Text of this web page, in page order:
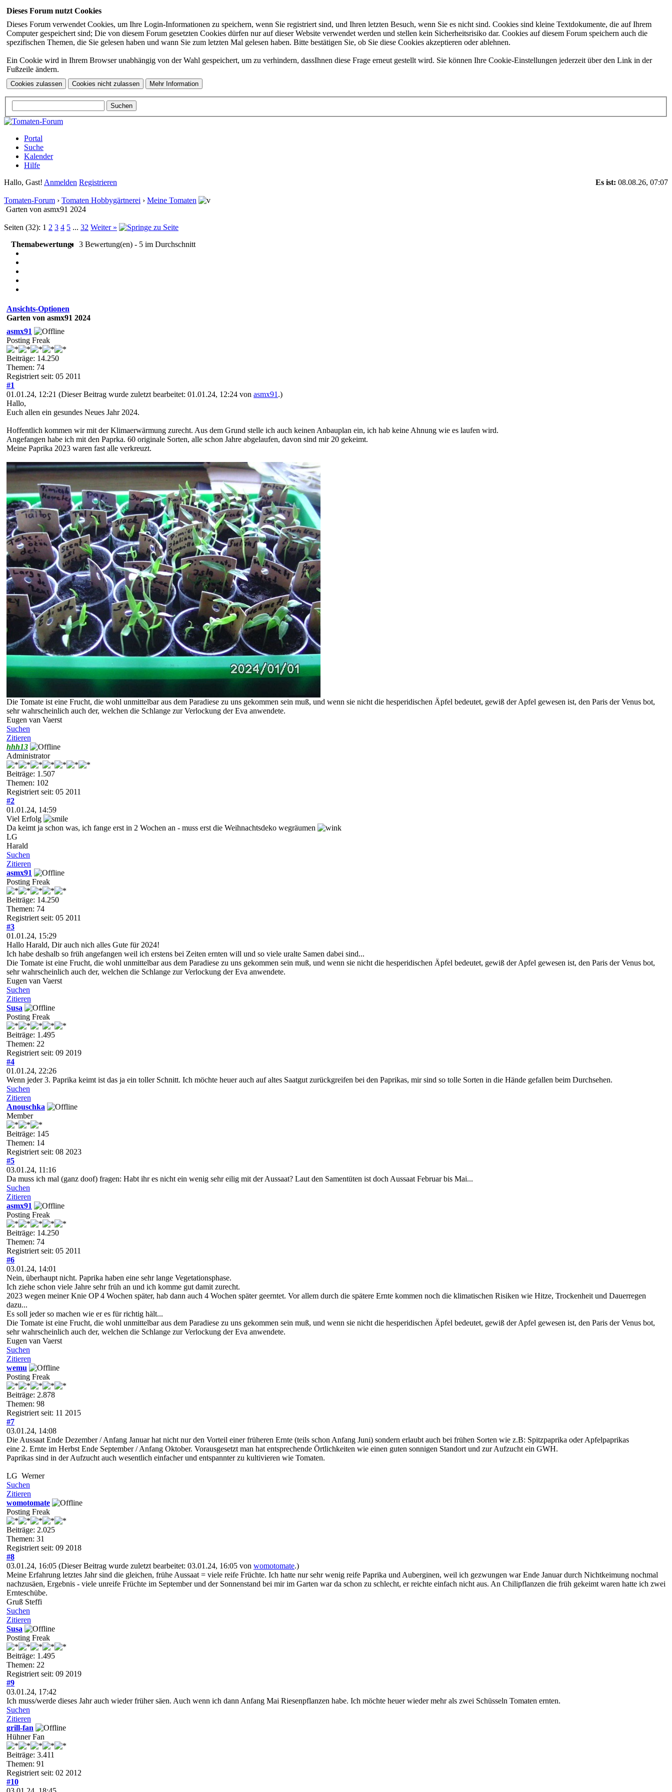
Dieses Forum nutzt Cookies
Dieses Forum verwendet Cookies, um Ihre Login-Informationen zu speichern, wenn Sie registriert sind, und Ihren letzten Besuch, wenn Sie es nicht sind. Cookies sind kleine Textdokumente, die auf Ihrem
Computer gespeichert sind; Die von diesem Forum gesetzten Cookies dürfen nur auf dieser Website verwendet werden und stellen kein Sicherheitsrisiko dar. Cookies auf diesem Forum speichern auch die
spezifischen Themen, die Sie gelesen haben und wann Sie zum letzten Mal gelesen haben. Bitte bestätigen Sie, ob Sie diese Cookies akzeptieren oder ablehnen.
Ein Cookie wird in Ihrem Browser unabhängig von der Wahl gespeichert, um zu verhindern, dassIhnen diese Frage erneut gestellt wird. Sie können Ihre Cookie-Einstellungen jederzeit über den Link in der
Fußzeile ändern.
Portal
Suche
Kalender
Hilfe
Es ist: 08.08.26, 07:07
Hallo, Gast! Anmelden Registrieren
Tomaten-Forum › Tomaten Hobbygärtnerei › Meine Tomaten
Garten von asmx91 2024
Seiten (32): 1 2 3 4 5 ... 32 Weiter »
Themabewertung:
3 Bewertung(en) - 5 im Durchschnitt
Ansichts-Optionen
Garten von asmx91 2024
asmx91
Posting Freak
Beiträge: 14.250
Themen: 74
Registriert seit: 05 2011
#1
01.01.24, 12:21 (Dieser Beitrag wurde zuletzt bearbeitet: 01.01.24, 12:24 von asmx91 .)
Hallo,
Euch allen ein gesundes Neues Jahr 2024.
Hoffentlich kommen wir mit der Klimaerwärmung zurecht. Aus dem Grund stelle ich auch keinen Anbauplan ein, ich hab keine Ahnung wie es laufen wird.
Angefangen habe ich mit den Paprka. 60 originale Sorten, alle schon Jahre abgelaufen, davon sind mir 20 gekeimt.
Meine Paprika 2023 waren fast alle verkreuzt.
Die Tomate ist eine Frucht, die wohl unmittelbar aus dem Paradiese zu uns gekommen sein muß, und wenn sie nicht die hesperidischen Äpfel bedeutet, gewiß der Apfel gewesen ist, den Paris der Venus bot,
sehr wahrscheinlich auch der, welchen die Schlange zur Verlockung der Eva anwendete.
Eugen van Vaerst
Suchen
Zitieren
hhh13
Administrator
Beiträge: 1.507
Themen: 102
Registriert seit: 05 2011
#2
01.01.24, 14:59
Viel Erfolg
Da keimt ja schon was, ich fange erst in 2 Wochen an - muss erst die Weihnachtsdeko wegräumen
LG
Harald
Suchen
Zitieren
asmx91
Posting Freak
Beiträge: 14.250
Themen: 74
Registriert seit: 05 2011
#3
01.01.24, 15:29
Hallo Harald, Dir auch nich alles Gute für 2024!
Ich habe deshalb so früh angefangen weil ich erstens bei Zeiten ernten will und so viele uralte Samen dabei sind...
Die Tomate ist eine Frucht, die wohl unmittelbar aus dem Paradiese zu uns gekommen sein muß, und wenn sie nicht die hesperidischen Äpfel bedeutet, gewiß der Apfel gewesen ist, den Paris der Venus bot,
sehr wahrscheinlich auch der, welchen die Schlange zur Verlockung der Eva anwendete.
Eugen van Vaerst
Suchen
Zitieren
Susa
Posting Freak
Beiträge: 1.495
Themen: 22
Registriert seit: 09 2019
#4
01.01.24, 22:26
Wenn jeder 3. Paprika keimt ist das ja ein toller Schnitt. Ich möchte heuer auch auf altes Saatgut zurückgreifen bei den Paprikas, mir sind so tolle Sorten in die Hände gefallen beim Durchsehen.
Suchen
Zitieren
Anouschka
Member
Beiträge: 145
Themen: 14
Registriert seit: 08 2023
#5
03.01.24, 11:16
Da muss ich mal (ganz doof) fragen: Habt ihr es nicht ein wenig sehr eilig mit der Aussaat? Laut den Samentüten ist doch Aussaat Februar bis Mai...
Suchen
Zitieren
asmx91
Posting Freak
Beiträge: 14.250
Themen: 74
Registriert seit: 05 2011
#6
03.01.24, 14:01
Nein, überhaupt nicht. Paprika haben eine sehr lange Vegetationsphase.
Ich ziehe schon viele Jahre sehr früh an und ich komme gut damit zurecht.
2023 wegen meiner Knie OP 4 Wochen später, hab dann auch 4 Wochen später geerntet. Vor allem durch die spätere Ernte kommen noch die klimatischen Risiken wie Hitze, Trockenheit und Dauerregen
dazu...
Es soll jeder so machen wie er es für richtig hält...
Die Tomate ist eine Frucht, die wohl unmittelbar aus dem Paradiese zu uns gekommen sein muß, und wenn sie nicht die hesperidischen Äpfel bedeutet, gewiß der Apfel gewesen ist, den Paris der Venus bot,
sehr wahrscheinlich auch der, welchen die Schlange zur Verlockung der Eva anwendete.
Eugen van Vaerst
Suchen
Zitieren
wemu
Posting Freak
Beiträge: 2.878
Themen: 98
Registriert seit: 11 2015
#7
03.01.24, 14:08
Die Aussaat Ende Dezember / Anfang Januar hat nicht nur den Vorteil einer früheren Ernte (teils schon Anfang Juni) sondern erlaubt auch bei frühen Sorten wie z.B: Spitzpaprika oder Apfelpaprikas
eine 2. Ernte im Herbst Ende September / Anfang Oktober. Vorausgesetzt man hat entsprechende Örtlichkeiten wie einen guten sonnigen Standort und zur Aufzucht ein GWH.
Paprikas sind in der Aufzucht auch wesentlich einfacher und entspannter zu kultivieren wie Tomaten.
LG Werner
Suchen
Zitieren
womotomate
Posting Freak
Beiträge: 2.025
Themen: 31
Registriert seit: 09 2018
#8
03.01.24, 16:05 (Dieser Beitrag wurde zuletzt bearbeitet: 03.01.24, 16:05 von womotomate.)
Meine Erfahrung letztes Jahr sind die gleichen, frühe Aussaat = viele reife Früchte. Ich hatte nur sehr wenig reife Paprika und Auberginen, weil ich gezwungen war Ende Januar durch Nichtkeimung nochmal
nachzusäen, Ergebnis - viele unreife Früchte im September und der Sonnenstand bei mir im Garten war da schon zu schlecht, er reichte einfach nicht aus. An Chilipflanzen die früh gekeimt waren hatte ich zwei
Ernteschübe.
Gruß Steffi
Suchen
Zitieren
Susa
Posting Freak
Beiträge: 1.495
Themen: 22
Registriert seit: 09 2019
#9
03.01.24, 17:42
Ich muss/werde dieses Jahr auch wieder früher säen. Auch wenn ich dann Anfang Mai Riesenpflanzen habe. Ich möchte heuer wieder mehr als zwei Schüsseln Tomaten ernten.
Suchen
Zitieren
grill-fan
Hühner Fan
Beiträge: 3.411
Themen: 91
Registriert seit: 02 2012
#10